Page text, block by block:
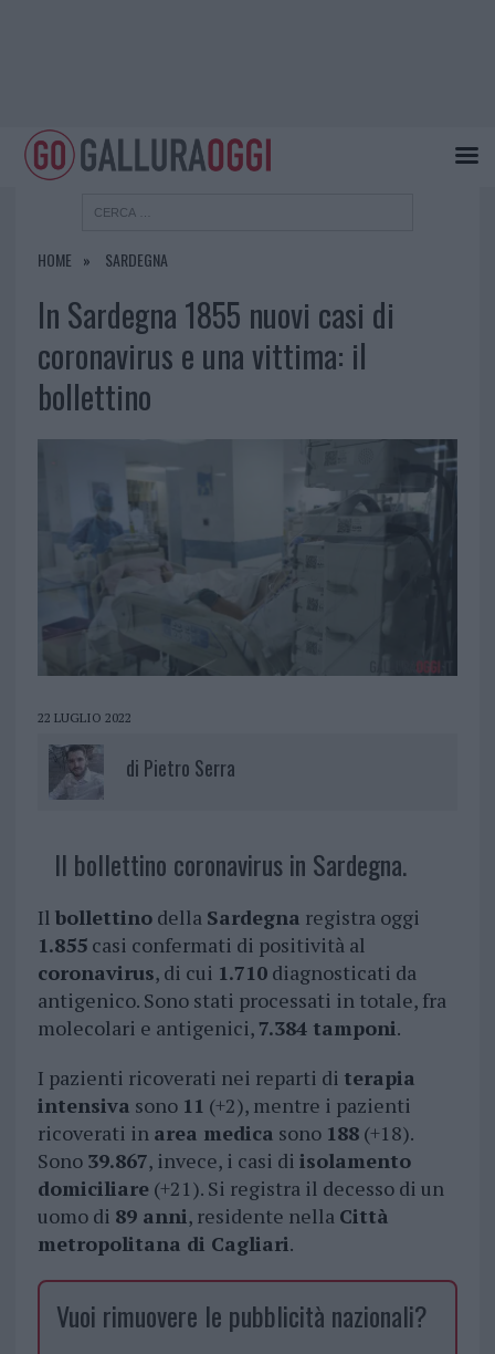
HOME SARDEGNA
In Sardegna 1855 nuovi casi di
coronavirus e una vittima: il
bollettino
22 LUGLIO 2022
di Pietro Serra
Il bollettino coronavirus in Sardegna.
Il bollettinodella Sardegna registra oggi
1.855casi confermati di positività al
coronavirus, di cui 1.710diagnosticati da
antigenico. Sono stati processati in totale, fra
molecolari e antigenici,7.384 tamponi.
I pazienti ricoverati nei reparti di terapia
intensiva sono 11 (+2), mentre i pazienti
ricoverati in area medica sono 188(+18).
Sono 39.867, invece, i casi di isolamento
domiciliare(+21). Si registra il decesso di un
uomo di 89 anni, residente nella Città
metropolitana di Cagliari.
Vuoi rimuovere le pubblicità nazionali?